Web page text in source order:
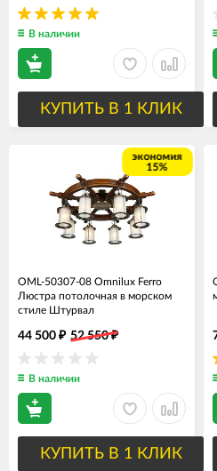
В наличии
КУПИТЬ В 1 КЛИК
экономия
15%
OML-50307-08 Omnilux Ferro
Люстра потолочная в морском
стиле Штурвал
44 500 ₽ 52 550₽
В наличии
КУПИТЬ В 1 КЛИК